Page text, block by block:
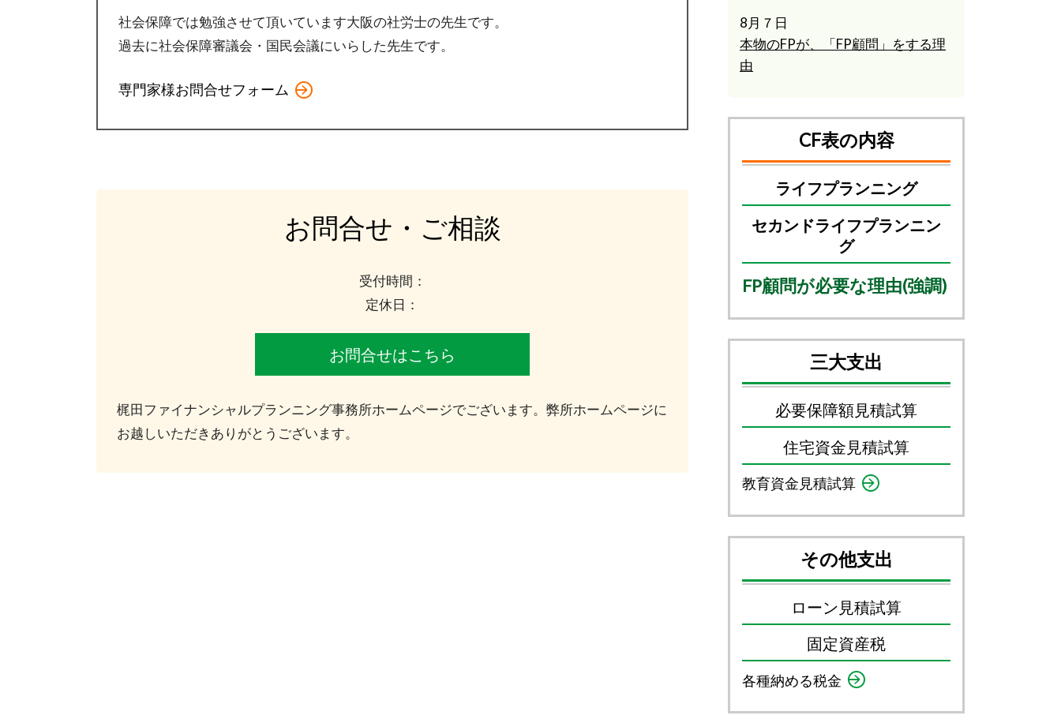
社会保障では勉強させて頂いています大阪の社労士の先生です。
過去に社会保障審議会 ・ 国民会議にいらした先生です。
専門家様お問合せフォーム
お問合せ・ご相談
受付時間：
定休日：
お問合せはこちら
梶田ファイナンシャルプランニング事務所ホームページでございます。弊所ホームページに
お越しいただきありがとうございます。
8月７日
本物のFPが、「FP顧問」をする理
由
CF表の内容
ライフプランニング
セカンドライフプランニン
グ
FP顧問が必要な理由(強調)
三大支出
必要保障額見積試算
住宅資金見積試算
教育資金見積試算
その他支出
ローン見積試算
固定資産税
各種納める税金